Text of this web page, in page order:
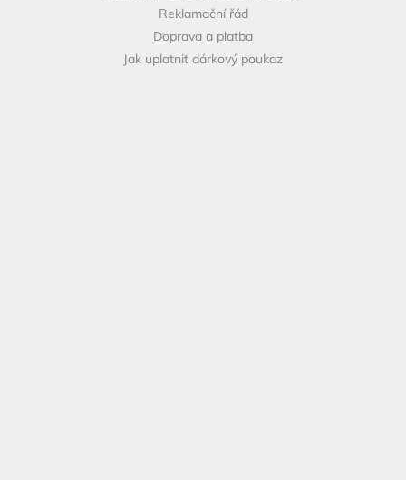
Reklamační řád
Doprava a platba
Jak uplatnit dárkový poukaz